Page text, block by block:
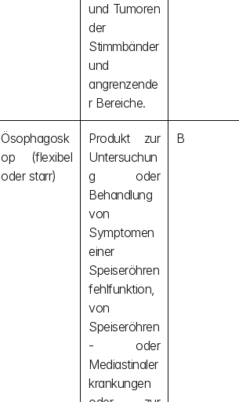
und Tumoren
der
Stimmbänder
und
angrenzende
r Bereiche.
Ösophagosk
op (flexibel
oder starr)
Produkt zur
Untersuchun
g oder
Behandlung
von
Symptomen
einer
Speiseröhren
fehlfunktion,
von
Speiseröhren
- oder
Mediastinaler
krankungen
B